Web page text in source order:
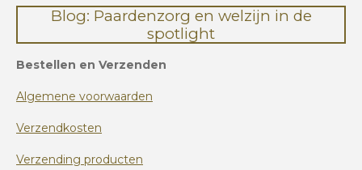
Blog: Paardenzorg en welzijn in de
spotlight
Bestellen en Verzenden
Algemene voorwaarden
Verzendkosten
Verzending producten